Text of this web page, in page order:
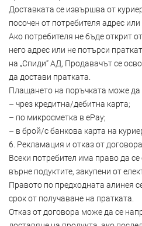
Доставката се извършва от
посочен от потребителя адрес
Ако потребителя не бъде открит
него адрес или не потърси
на „Спиди“ АД, Продавачът се
да достави пратката.
Плащането на поръчката може да
– чрез кредитна/дебитна карта;
– по микросметка в ePay;
– в брой/с банкова карта на
6. Рекламация и отказ от договора.
Всеки потребител има право да
върне подуктите, закупени от
Правото по предходната алинея
срок от получаване на пратката.
Отказ от договора може да се